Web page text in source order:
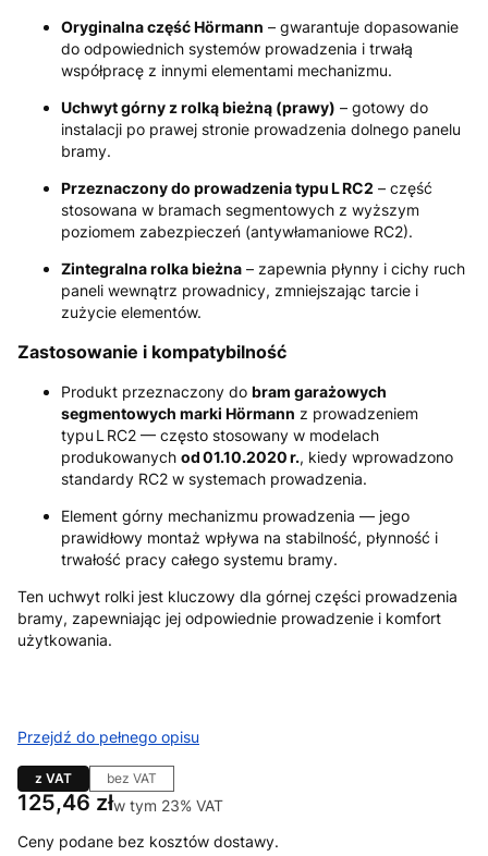
Oryginalna część Hörmann – gwarantuje dopasowanie
do odpowiednich systemów prowadzenia i trwałą
współpracę z innymi elementami mechanizmu.
Uchwyt górny z rolką bieżną (prawy) – gotowy do
instalacji po prawej stronie prowadzenia dolnego panelu
bramy.
Przeznaczony do prowadzenia typu L RC2 – część
stosowana w bramach segmentowych z wyższym
poziomem zabezpieczeń (antywłamaniowe RC2).
Zintegralna rolka bieżna – zapewnia płynny i cichy ruch
paneli wewnątrz prowadnicy, zmniejszając tarcie i
zużycie elementów.
Zastosowanie i kompatybilność
Produkt przeznaczony do bram garażowych
segmentowych marki Hörmann z prowadzeniem
typu L RC2 — często stosowany w modelach
produkowanych od 01.10.2020 r., kiedy wprowadzono
standardy RC2 w systemach prowadzenia.
Element górny mechanizmu prowadzenia — jego
prawidłowy montaż wpływa na stabilność, płynność i
trwałość pracy całego systemu bramy.
Ten uchwyt rolki jest kluczowy dla górnej części prowadzenia
bramy, zapewniając jej odpowiednie prowadzenie i komfort
użytkowania.
Przejdź do pełnego opisu
z VAT bez VAT
Cena
125,46 złw tym 23% VAT
w tym 23% VAT
Ceny podane bez kosztów dostawy.